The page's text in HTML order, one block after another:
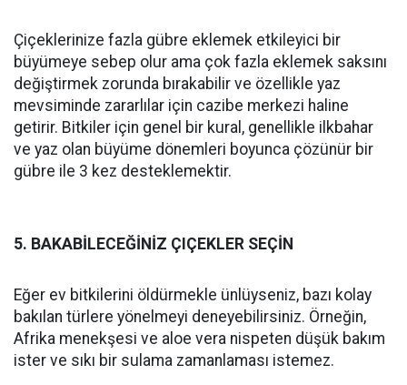
Çiçeklerinize fazla gübre eklemek etkileyici bir
büyümeye sebep olur ama çok fazla eklemek saksını
değiştirmek zorunda bırakabilir ve özellikle yaz
mevsiminde zararlılar için cazibe merkezi haline
getirir. Bitkiler için genel bir kural, genellikle ilkbahar
ve yaz olan büyüme dönemleri boyunca çözünür bir
gübre ile 3 kez desteklemektir.
5. BAKABİLECEĞİNİZ ÇIÇEKLER SEÇİN
Eğer ev bitkilerini öldürmekle ünlüyseniz, bazı kolay
bakılan türlere yönelmeyi deneyebilirsiniz. Örneğin,
Afrika menekşesi ve aloe vera nispeten düşük bakım
ister ve sıkı bir sulama zamanlaması istemez.